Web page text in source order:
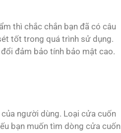
thì chắc chắn bạn đã có câu
tốt trong quá trình sử dụng.
đảm bảo tính bảo mật cao.
người dùng. Loại cửa cuốn
bạn muốn tìm dòng cửa cuốn